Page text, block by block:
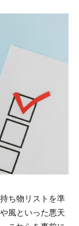
ち物リストを準
風といった悪天